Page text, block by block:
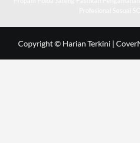
Copyright © Harian Terkini |